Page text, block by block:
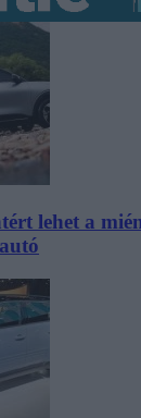
lehet a